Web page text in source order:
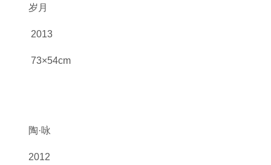
岁月
2013
73×54cm
陶·咏
2012